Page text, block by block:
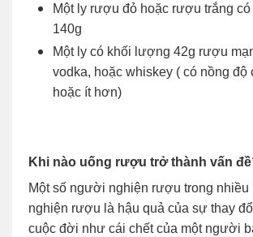
Một ly rượu đỏ hoặc rượu trắng
140g
Một ly có khối lượng 42g rượu
vodka, hoặc whiskey ( có nồng độ
hoặc ít hơn)
Khi nào uống rượu trở thành vấn
Một số người nghiện rượu trong nhiều
nghiện rượu là hậu quả của sự thay
cuộc đời như cái chết của một người